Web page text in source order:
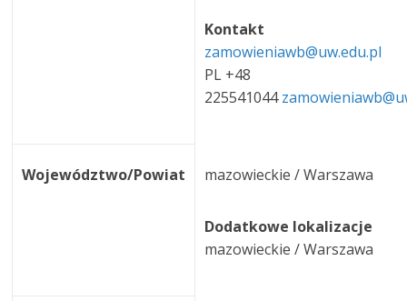
Kontakt
zamowieniawb@uw.edu.pl
PL +48
225541044
Województwo/Powiat mazowieckie / Warszawa
Dodatkowe lokalizacje
mazowieckie / Warszawa